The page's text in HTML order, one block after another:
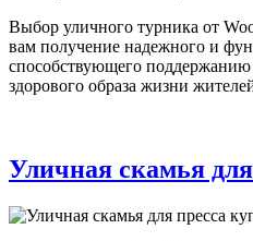
Выбор уличного турника от
вам получение надежного и
способствующего поддержанию
здорового образа жизни
Уличная скамья